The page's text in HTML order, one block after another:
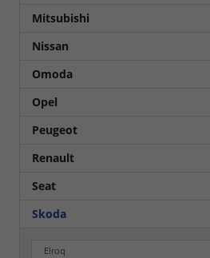
Mitsubishi
Nissan
Omoda
Opel
Peugeot
Renault
Seat
Skoda
Elroq